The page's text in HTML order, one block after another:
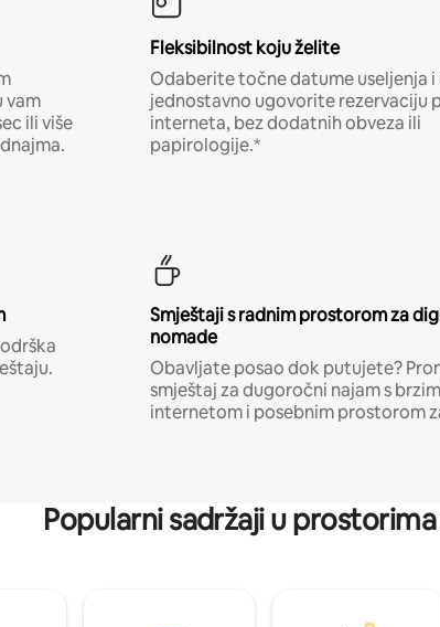
vam
ili više
Fleksibilnost koju želite
Odaberite točne datume useljenja i
jednostavno ugovorite rezervaciju
interneta, bez dodatnih obveza ili
papirologije.*
Smještaji s radnim prostorom za
nomade
Obavljate posao dok putujete?
smještaj za dugoročni najam s
internetom i posebnim prostorom
Popularni sadržaji u